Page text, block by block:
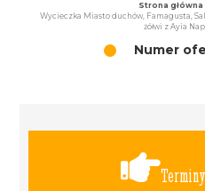
Strona główna
Wycieczka Miasto duchów, Famagusta,
żółwi z Ayia
Numer